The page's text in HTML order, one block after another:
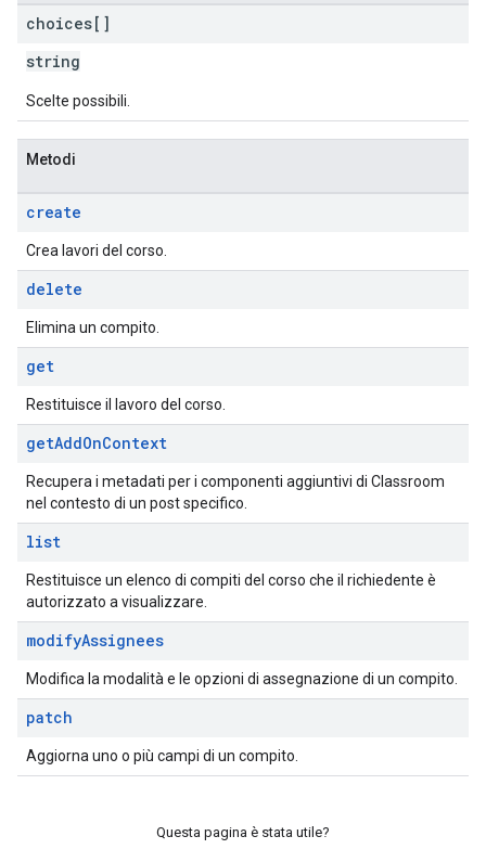
choices[]
string
Scelte possibili.
Metodi
create
Crea lavori del corso.
delete
Elimina un compito.
get
Restituisce il lavoro del corso.
getAddOnContext
Recupera i metadati per i componenti aggiuntivi di Classroom
nel contesto di un post specifico.
list
Restituisce un elenco di compiti del corso che il richiedente è
autorizzato a visualizzare.
modifyAssignees
Modifica la modalità e le opzioni di assegnazione di un compito.
patch
Aggiorna uno o più campi di un compito.
Questa pagina è stata utile?